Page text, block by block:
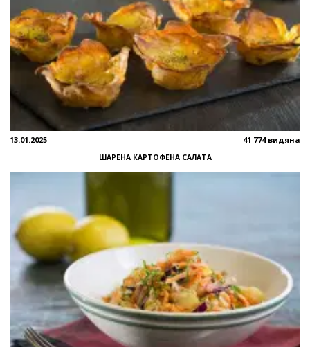
13.01.2025 41 774 видяна
ШАРЕНА КАРТОФЕНА САЛАТА